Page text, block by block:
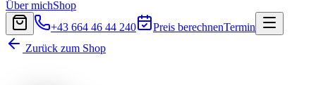
Über michShop
+43 664 46 44 240
Preis berechnenTermin
Zurück zum Shop